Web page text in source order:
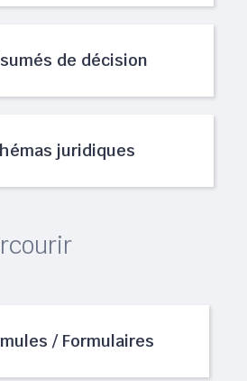
de décision
juridiques
/ Formulaires